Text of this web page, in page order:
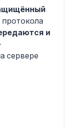
и
сервере